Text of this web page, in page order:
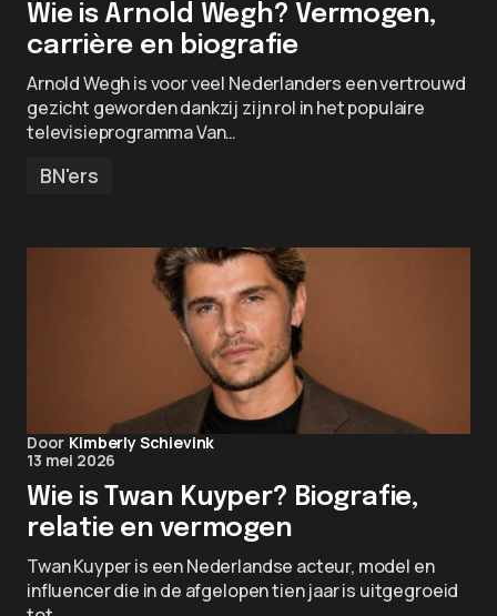
Wie is Arnold Wegh? Vermogen,
carrière en biografie
Arnold Wegh is voor veel Nederlanders een vertrouwd
gezicht geworden dankzij zijn rol in het populaire
televisieprogramma Van…
BN'ers
Door Kimberly Schievink
13 mei 2026
Wie is Twan Kuyper? Biografie,
relatie en vermogen
Twan Kuyper is een Nederlandse acteur, model en
influencer die in de afgelopen tien jaar is uitgegroeid